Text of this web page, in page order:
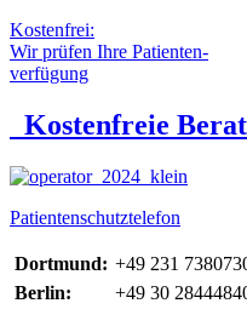
Kostenfrei:
Wir prüfen Ihre Patienten-
verfügung
Kostenfreie
Patientenschutztelefon
Dortmund: +49 231
Berlin:
+49 30